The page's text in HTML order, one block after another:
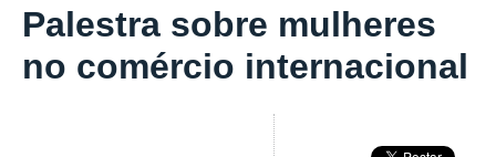
Palestra sobre mulheres
no comércio internacional